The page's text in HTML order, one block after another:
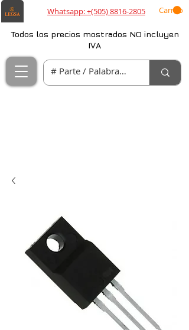
Whatsapp: +(505) 8816-2805 Carrito
Todos los precios mostrados NO incluyen
IVA